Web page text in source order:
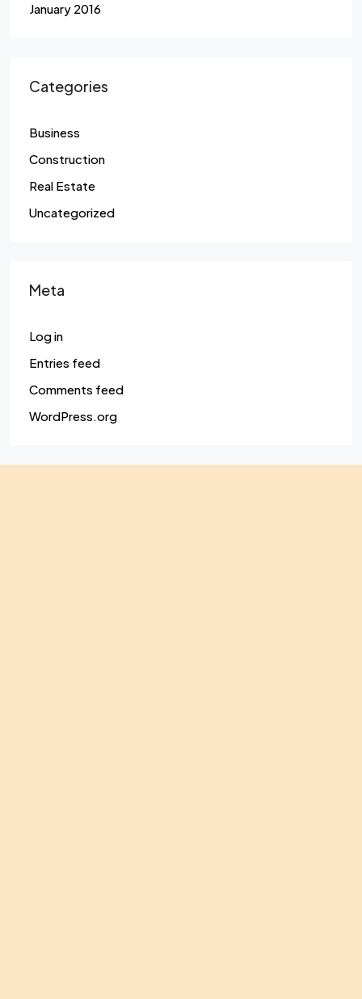
January 2016
Categories
Business
Construction
Real Estate
Uncategorized
Meta
Log in
Entries feed
Comments feed
WordPress.org